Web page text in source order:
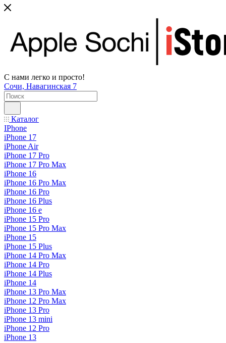
С нами легко и просто!
Сочи, Навагинская 7
Каталог
IPhone
iPhone 17
iPhone Air
iPhone 17 Pro
iPhone 17 Pro Max
iPhone 16
iPhone 16 Pro Max
iPhone 16 Pro
iPhone 16 Plus
iPhone 16 e
iPhone 15 Pro
iPhone 15 Pro Max
iPhone 15
iPhone 15 Plus
iPhone 14 Pro Max
iPhone 14 Pro
iPhone 14 Plus
iPhone 14
iPhone 13 Pro Max
iPhone 12 Pro Max
iPhone 13 Pro
iPhone 13 mini
iPhone 12 Pro
iPhone 13